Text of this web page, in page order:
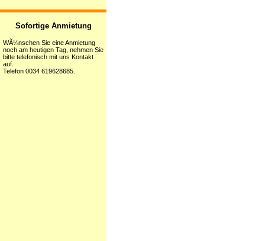
Sofortige Anmietung
WÃ¼nschen Sie eine Anmietung
noch am heutigen Tag, nehmen Sie
bitte telefonisch mit uns Kontakt
auf.
Telefon 0034 619628685.